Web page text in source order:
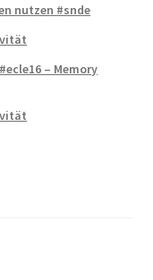
nutzen #snde
– Memory